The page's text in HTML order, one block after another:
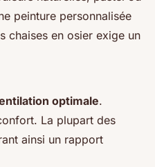
peinture personnalisée
chaises en osier exige un
optimale.
La plupart des
ainsi un rapport